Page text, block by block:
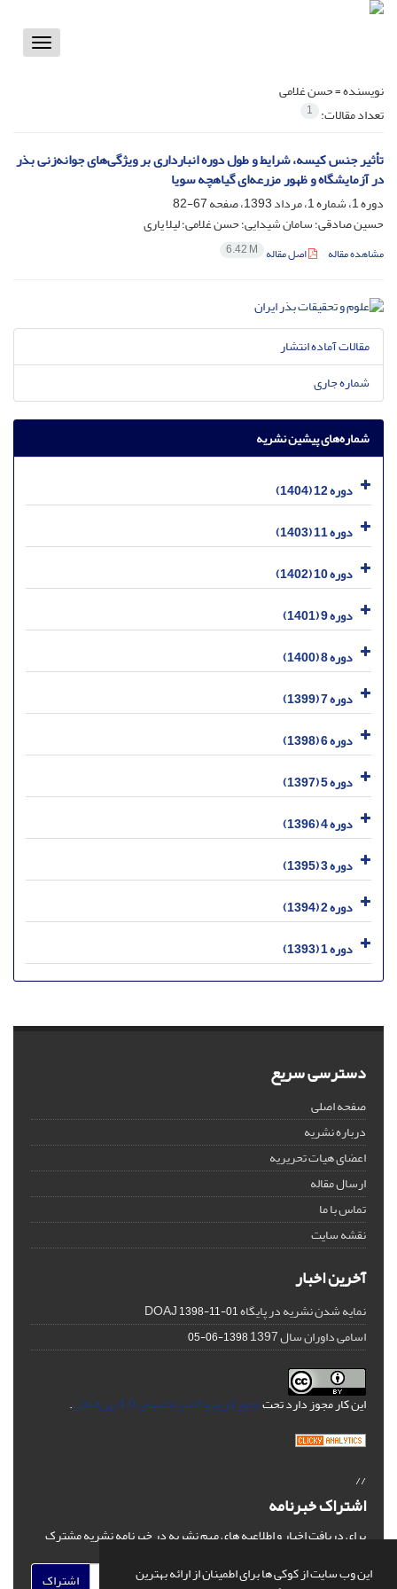
این وب سایت از کوکی ها برای اطمینان از ارائه بهترین
Toggle
نویسنده =حسن غلامی
تعداد مقالات: 1
تأثیر جنس کیسه، شرایط و طول دوره انبارداری بر ویژگی‌های جوانه‌زنی بذر
در آزمایشگاه و ظهور مزرعه‌ای گیاهچه سویا
دوره 1، شماره 1، مرداد 1393، صفحه
67-82
حسین صادقی؛ سامان شیدایی؛ حسن غلامی؛ لیلا یاری
مشاهده مقاله اصل مقاله 6.42 M
مقالات آماده انتشار
شماره جاری
شماره‌های پیشین نشریه
دوره 12 (1404)
دوره 11 (1403)
دوره 10 (1402)
دوره 9 (1401)
دوره 8 (1400)
دوره 7 (1399)
دوره 6 (1398)
دوره 5 (1397)
دوره 4 (1396)
دوره 3 (1395)
دوره 2 (1394)
دوره 1 (1393)
دسترسی سریع
صفحه اصلی
درباره نشریه
اعضای هیات تحریریه
ارسال مقاله
تماس با ما
نقشه سایت
آخرین اخبار
نمایه شدن نشریه در پایگاه DOAJ1398-11-01
اسامی داوران سال 1397 1398-06-05
این کار مجوز دارد تحتمجوز کریتیو کامنز تخصیص 4.0 بین‌المللی .
//
اشتراک خبرنامه
برای دریافت اخبار و اطلاعیه های مهم نشریه در خبرنامه نشریه مشترک
اشتراک